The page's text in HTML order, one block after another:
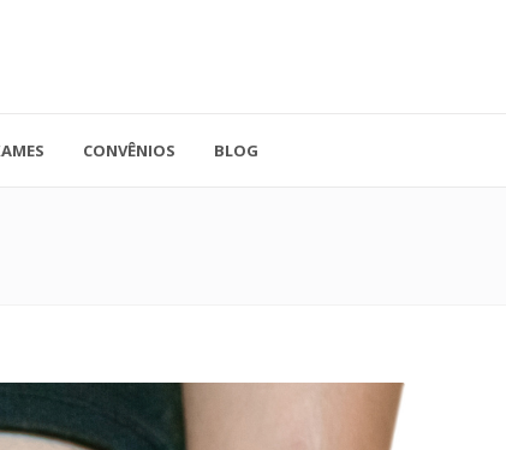
41.3779-5559
Rua Doutor
CONVÊNIOS BLOG